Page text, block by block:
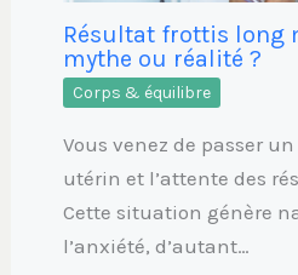
Résultat frottis long
mythe ou réalité ?
Corps & équilibre
Vous venez de passer
utérin et l’attente des
Cette situation génère
l’anxiété, d’autant…